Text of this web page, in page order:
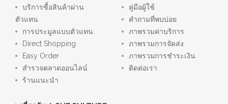
บริการซื้อสินค้าผ่าน
ตัวแทน
การประมูลแบบตัวแทน
Direct Shopping
Easy Order
สำรวจตลาดออนไลน์
ร้านแนะนำ
คู่มือผู้ใช้
คำถามที่พบบ่อย
ภาพรวมค่าบริการ
ภาพรวมการจัดส่ง
ภาพรวมการชำระเงิน
ติดต่อเรา